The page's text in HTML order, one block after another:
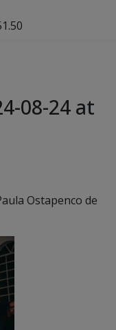
08-24 at
Ostapenco de